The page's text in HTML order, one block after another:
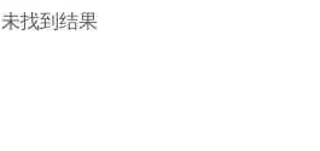
未找到结果